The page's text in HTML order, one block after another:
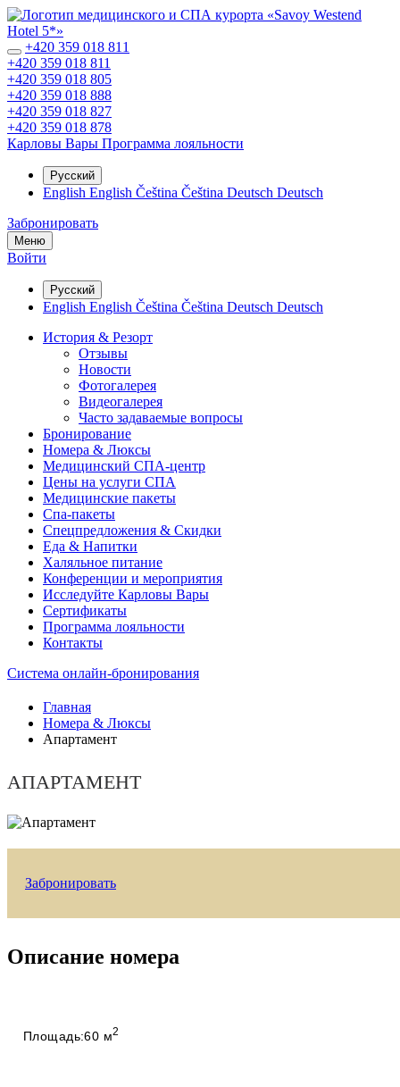
+420 359 018 811
+420 359 018 811
+420 359 018 805
+420 359 018 888
+420 359 018 827
+420 359 018 878
Карловы Вары Программа лояльности
Русский
English English Čeština Čeština Deutsch Deutsch
Забронировать
Меню
Войти
Русский
English English Čeština Čeština Deutsch Deutsch
История & Резорт
Отзывы
Новости
Фотогалерея
Видеогалерея
Часто задаваемые вопросы
Бронирование
Номера & Люксы
Медицинский СПА-центр
Цены на услуги СПА
Медицинские пакеты
Спа-пакеты
Спецпредложения & Скидки
Еда & Напитки
Халяльное питание
Конференции и мероприятия
Исследуйте Карловы Вары
Сертификаты
Программа лояльности
Контакты
Система онлайн-бронирования
Главная
Номера & Люксы
Апартамент
АПАРТАМЕНТ
Забронировать
Описание номера
Площадь:60 м2